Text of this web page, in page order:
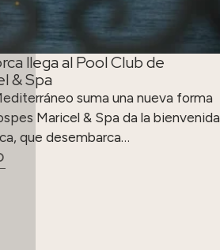
llega al Pool Club de
& Spa
suma una nueva forma
Maricel & Spa da la bienvenida
que desembarca…